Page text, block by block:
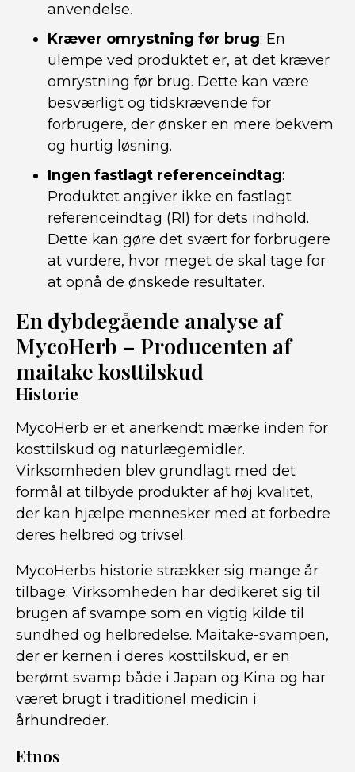
anvendelse.
Kræver omrystning før brug: En
ulempe ved produktet er, at det kræver
omrystning før brug. Dette kan være
besværligt og tidskrævende for
forbrugere, der ønsker en mere bekvem
og hurtig løsning.
Ingen fastlagt referenceindtag:
Produktet angiver ikke en fastlagt
referenceindtag (RI) for dets indhold.
Dette kan gøre det svært for forbrugere
at vurdere, hvor meget de skal tage for
at opnå de ønskede resultater.
En dybdegående analyse af
MycoHerb – Producenten af ​​
maitake kosttilskud
Historie
MycoHerb er et anerkendt mærke inden for
kosttilskud og naturlægemidler.
Virksomheden blev grundlagt med det
formål at tilbyde produkter af høj kvalitet,
der kan hjælpe mennesker med at forbedre
deres helbred og trivsel.
MycoHerbs historie strækker sig mange år
tilbage. Virksomheden har dedikeret sig til
brugen af svampe som en vigtig kilde til
sundhed og helbredelse. Maitake-svampen,
der er kernen i deres kosttilskud, er en
berømt svamp både i Japan og Kina og har
været brugt i traditionel medicin i
århundreder.
Etnos